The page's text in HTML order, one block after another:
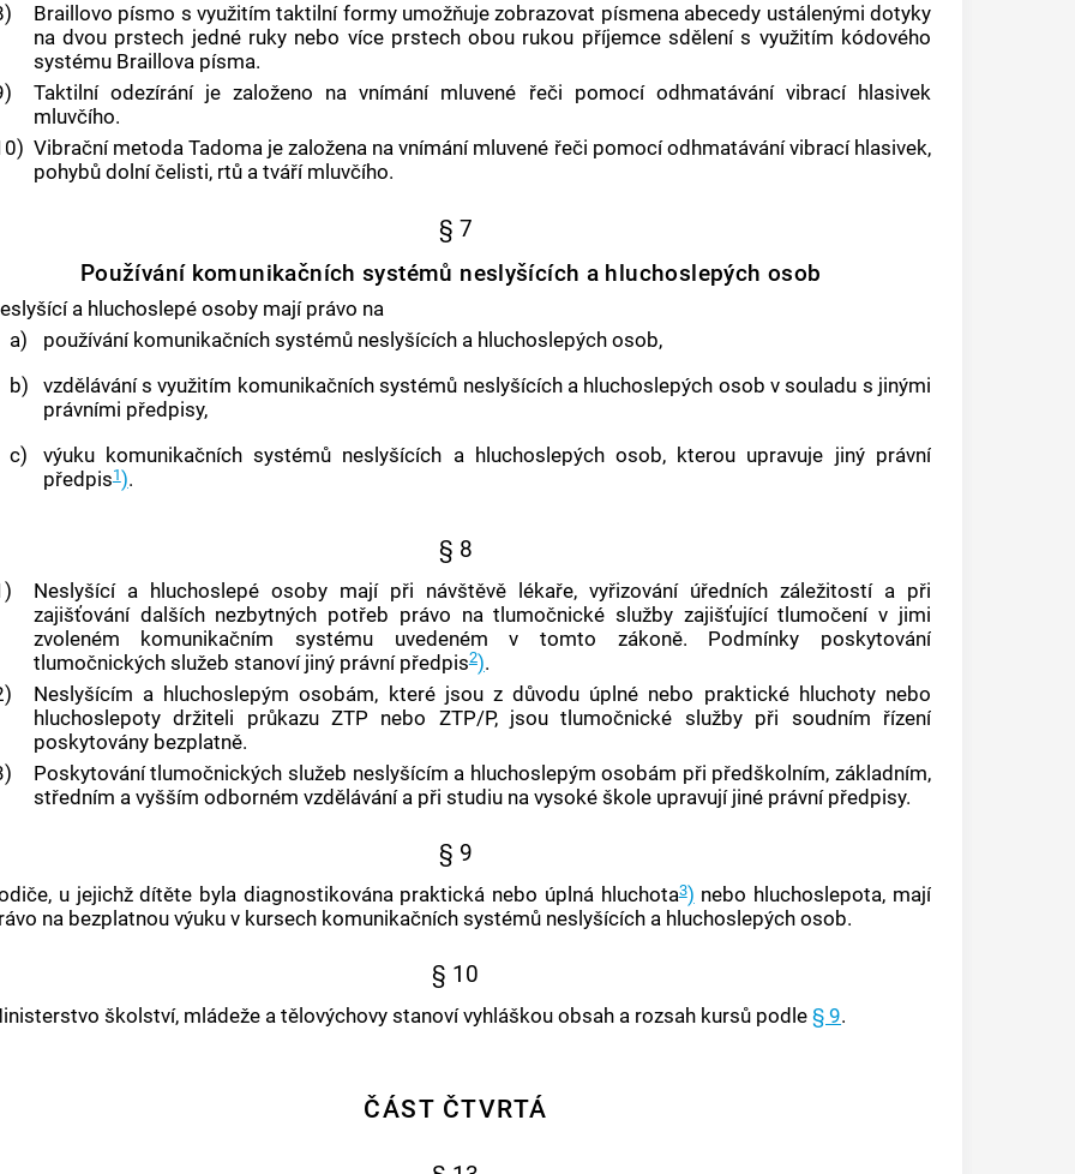
Braillovo písmo s využitím taktilní formy umožňuje zobrazovat písmena abecedy ustálenými dotyky
na dvou prstech jedné ruky nebo více prstech obou rukou příjemce sdělení s využitím kódového
systému Braillova písma.
Taktilní odezírání je založeno na vnímání mluvené řeči pomocí odhmatávání vibrací hlasivek
mluvčího.
Vibrační metoda Tadoma je založena na vnímání mluvené řeči pomocí odhmatávání vibrací hlasivek,
pohybů dolní čelisti, rtů a tváří mluvčího.
§ 7
Používání komunikačních systémů neslyšících a hluchoslepých osob
a hluchoslepé osoby mají právo na
a)
používání komunikačních systémů neslyšících a hluchoslepých osob,
b)
vzdělávání s využitím komunikačních systémů neslyšících a hluchoslepých osob v souladu s jinými
právními předpisy,
c)
výuku komunikačních systémů neslyšících a hluchoslepých osob, kterou upravuje jiný právní
předpis1).
§ 8
Neslyšící a hluchoslepé osoby mají při návštěvě lékaře, vyřizování úředních záležitostí a při
zajišťování dalších nezbytných potřeb právo na tlumočnické služby zajišťující tlumočení v jimi
zvoleném komunikačním systému uvedeném v tomto zákoně. Podmínky poskytování
tlumočnických služeb stanoví jiný právní předpis2).
Neslyšícím a hluchoslepým osobám, které jsou z důvodu úplné nebo praktické hluchoty nebo
hluchoslepoty držiteli průkazu ZTP nebo ZTP/P, jsou tlumočnické služby při soudním řízení
poskytovány bezplatně.
Poskytování tlumočnických služeb neslyšícím a hluchoslepým osobám při předškolním, základním,
středním a vyšším odborném vzdělávání a při studiu na vysoké škole upravují jiné právní předpisy.
§ 9
u jejichž dítěte byla diagnostikována praktická nebo úplná hluchota3) nebo hluchoslepota, mají
na bezplatnou výuku v kursech komunikačních systémů neslyšících a hluchoslepých osob.
§ 10
školství, mládeže a tělovýchovy stanoví vyhláškou obsah a rozsah kursů podle§ 9.
ČÁST ČTVRTÁ